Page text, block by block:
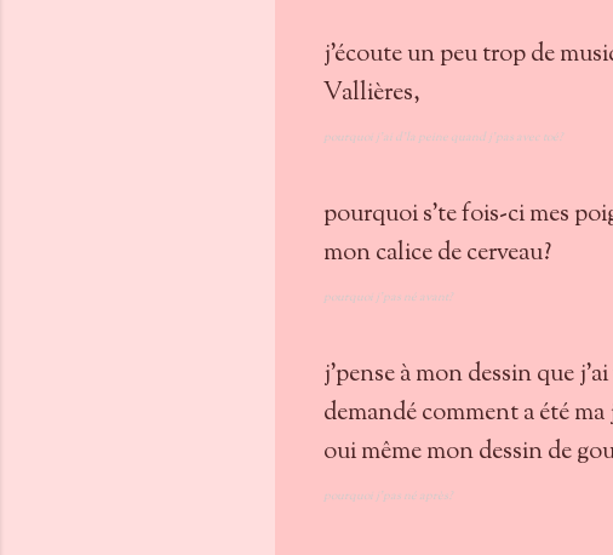
j'écoute un peu trop de
Vallières,
pourquoi j'ai d'la peine quand j'pas avec toé?
pourquoi s'te fois-ci mes
mon calice de cerveau?
pourquoi j'pas né avant?
j'pense à mon dessin que
demandé comment a été
oui même mon dessin de
pourquoi j'pas né après?